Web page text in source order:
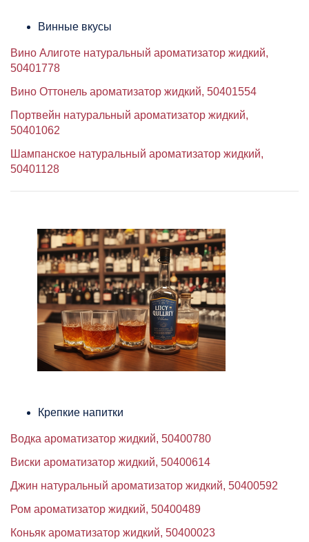
Винные вкусы
Вино Алиготе натуральный ароматизатор жидкий,
50401778
Вино Оттонель ароматизатор жидкий, 50401554
Портвейн натуральный ароматизатор жидкий,
50401062
Шампанское натуральный ароматизатор жидкий,
50401128
Крепкие напитки
Водка ароматизатор жидкий, 50400780
Виски ароматизатор жидкий, 50400614
Джин натуральный ароматизатор жидкий, 50400592
Ром ароматизатор жидкий, 50400489
Коньяк ароматизатор жидкий, 50400023